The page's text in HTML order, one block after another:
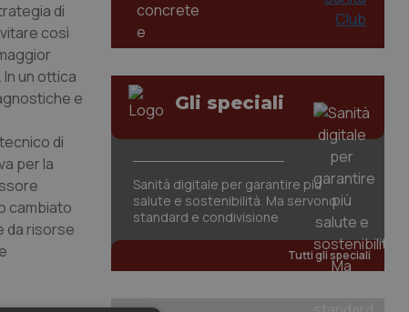
di
così
un ottica
e
di
per la
cambiato
da risorse
Gli speciali
Sanità digitale per garantire più
salute e sostenibilità. Ma servono
standard e condivisione
Tutti gli speciali